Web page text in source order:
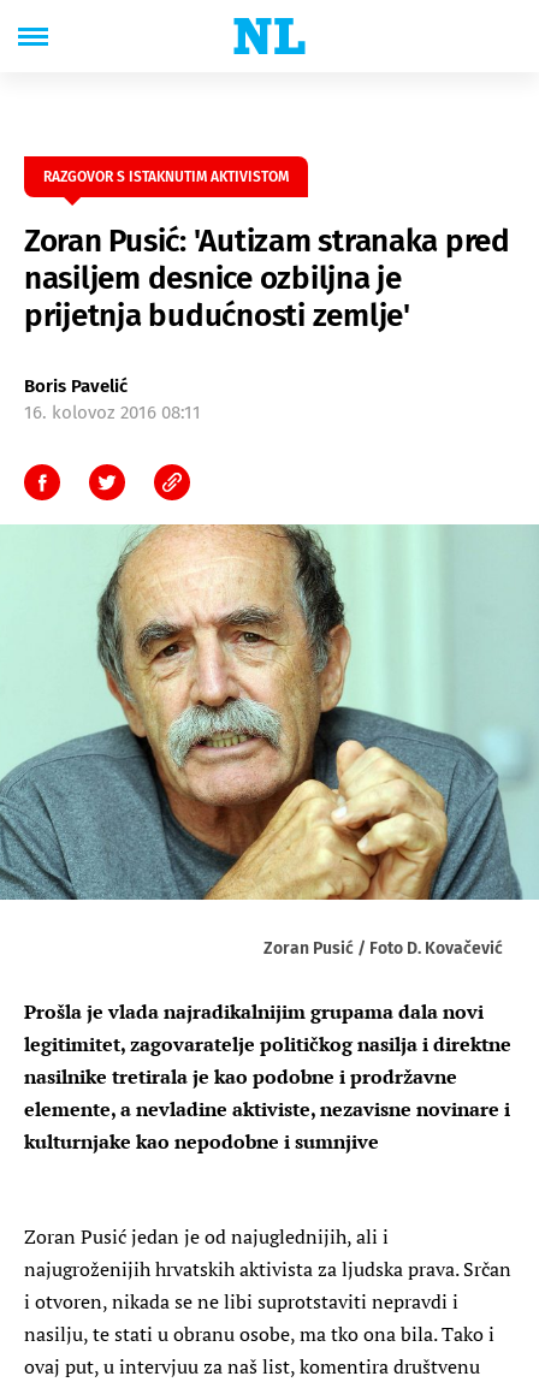
RAZGOVOR S ISTAKNUTIM AKTIVISTOM
Zoran Pusić: 'Autizam stranaka pred
nasiljem desnice ozbiljna je
prijetnja budućnosti zemlje'
Boris Pavelić
16. kolovoz 2016 08:11
Zoran Pusić / Foto D. Kovačević
Prošla je vlada najradikalnijim grupama dala novi
legitimitet, zagovaratelje političkog nasilja i direktne
nasilnike tretirala je kao podobne i prodržavne
elemente, a nevladine aktiviste, nezavisne novinare i
kulturnjake kao nepodobne i sumnjive
Zoran Pusić jedan je od najuglednijih, ali i
najugroženijih hrvatskih aktivista za ljudska prava. Srčan
i otvoren, nikada se ne libi suprotstaviti nepravdi i
nasilju, te stati u obranu osobe, ma tko ona bila. Tako i
ovaj put, u intervjuu za naš list, komentira društvenu